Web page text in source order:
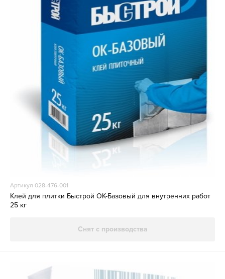
Артикул 028-476-001
Клей для плитки Быстрой ОК-Базовый для внутренних работ
25 кг
Снят с производства